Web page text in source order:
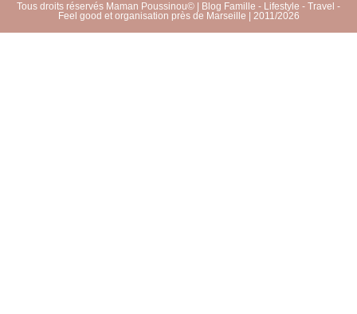
Tous droits réservés Maman Poussinou© | Blog Famille - Lifestyle - Travel -
Feel good et organisation près de Marseille | 2011/2026